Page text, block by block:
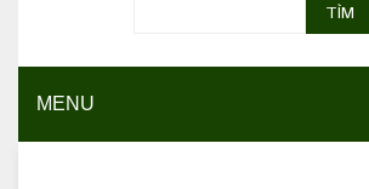
TÌM
MENU